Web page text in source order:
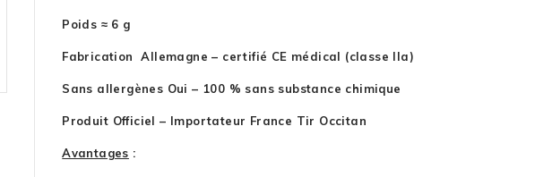
Poids ≈ 6 g
Fabrication Allemagne – certifié CE médical (classe IIa)
Sans allergènes Oui – 100 % sans substance chimique
Produit Officiel – Importateur France Tir Occitan
Avantages :